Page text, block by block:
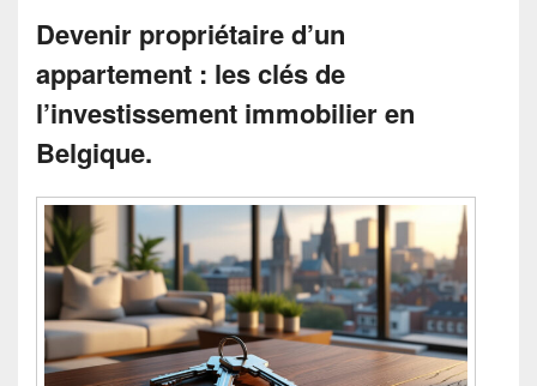
Devenir propriétaire d’un
appartement : les clés de
l’investissement immobilier en
Belgique.